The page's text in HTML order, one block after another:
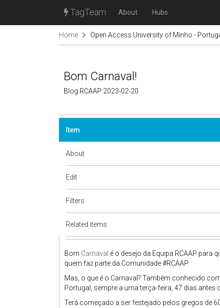
TagTeam About Hubs
Home Open Access University of Minho -
Bom Carnaval!
Blog RCAAP 2023-02-20
Item
About
Edit
Filters
Related items
Bom Carnaval é o desejo da Equipa RCAAP para
quem faz parte da Comunidade #RCAAP.
Mas, o que é o Carnaval? Também conhecido
Portugal, sempre a uma terça-feira, 47 dias antes
Terá começado a ser festejado pelos gregos de